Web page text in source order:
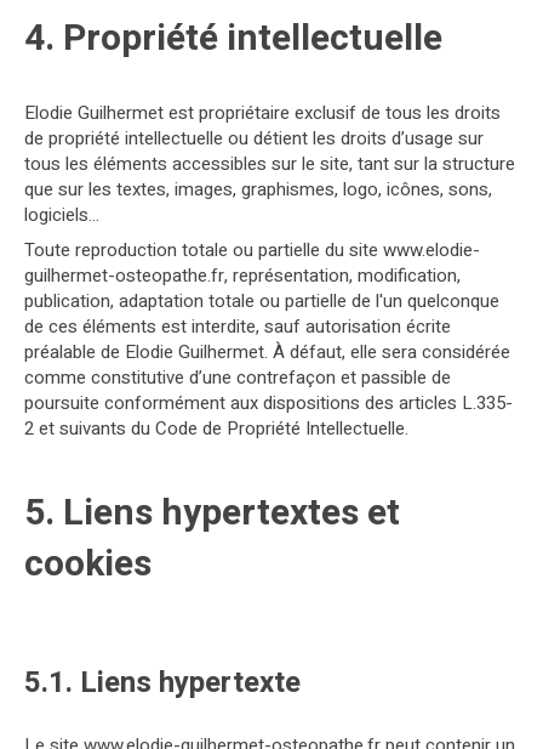
4. Propriété intellectuelle
Elodie Guilhermet est propriétaire exclusif de tous les droits
de propriété intellectuelle ou détient les droits d’usage sur
tous les éléments accessibles sur le site, tant sur la structure
que sur les textes, images, graphismes, logo, icônes, sons,
logiciels…
Toute reproduction totale ou partielle du site www.elodie-
guilhermet-osteopathe.fr, représentation, modification,
publication, adaptation totale ou partielle de l'un quelconque
de ces éléments est interdite, sauf autorisation écrite
préalable de Elodie Guilhermet. À défaut, elle sera considérée
comme constitutive d’une contrefaçon et passible de
poursuite conformément aux dispositions des articles L.335-
2 et suivants du Code de Propriété Intellectuelle.
5. Liens hypertextes et
cookies
5.1. Liens hypertexte